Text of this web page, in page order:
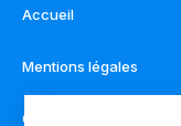
Accueil
Mentions légales
Contact